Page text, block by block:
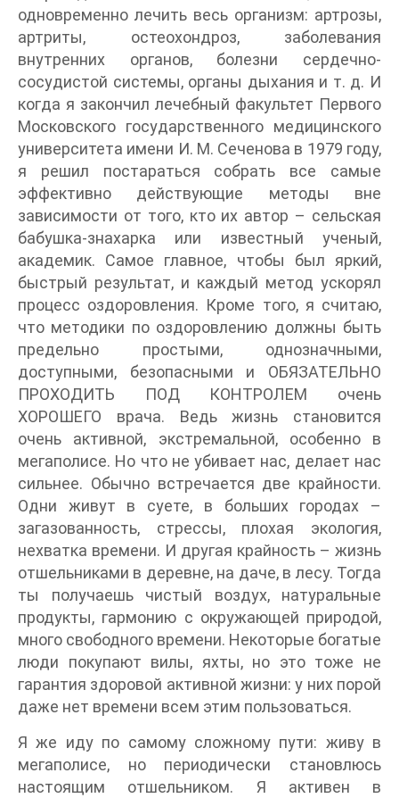
одновременно лечить весь организм: артрозы,
артриты, остеохондроз, заболевания
внутренних органов, болезни сердечно-
сосудистой системы, органы дыхания и т. д. И
когда я закончил лечебный факультет Первого
Московского государственного медицинского
университета имени И. М. Сеченова в 1979 году,
я решил постараться собрать все самые
эффективно действующие методы вне
зависимости от того, кто их автор – сельская
бабушка-знахарка или известный ученый,
академик. Самое главное, чтобы был яркий,
быстрый результат, и каждый метод ускорял
процесс оздоровления. Кроме того, я считаю,
что методики по оздоровлению должны быть
предельно простыми, однозначными,
доступными, безопасными и ОБЯЗАТЕЛЬНО
ПРОХОДИТЬ ПОД КОНТРОЛЕМ очень
ХОРОШЕГО врача. Ведь жизнь становится
очень активной, экстремальной, особенно в
мегаполисе. Но что не убивает нас, делает нас
сильнее. Обычно встречается две крайности.
Одни живут в суете, в больших городах –
загазованность, стрессы, плохая экология,
нехватка времени. И другая крайность – жизнь
отшельниками в деревне, на даче, в лесу. Тогда
ты получаешь чистый воздух, натуральные
продукты, гармонию с окружающей природой,
много свободного времени. Некоторые богатые
люди покупают вилы, яхты, но это тоже не
гарантия здоровой активной жизни: у них порой
даже нет времени всем этим пользоваться.
Я же иду по самому сложному пути: живу в
мегаполисе, но периодически становлюсь
настоящим отшельником. Я активен в